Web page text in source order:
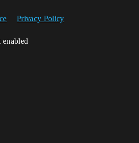
Privacy Policy